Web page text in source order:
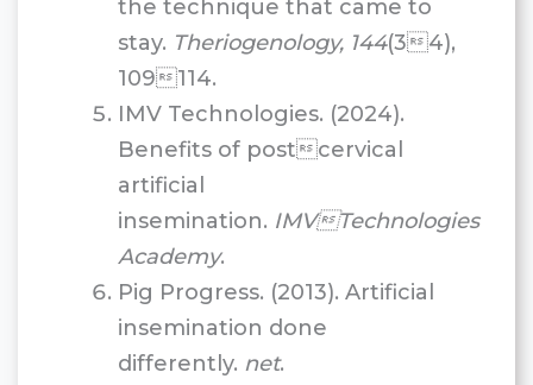
the technique that came to
stay. Theriogenology, 144(34),
109114.
IMV Technologies. (2024).
Benefits of postcervical
artificial
insemination. IMVTechnologies
Academy.
Pig Progress. (2013). Artificial
insemination done
differently. net.